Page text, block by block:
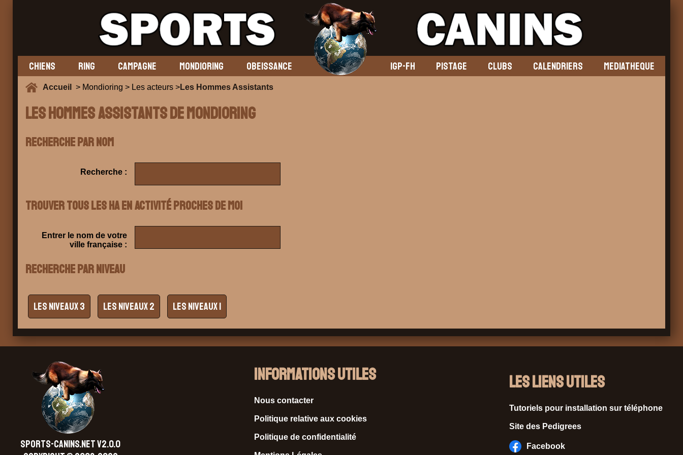
CHIENS RING CAMPAGNE MONDIORING OBEISSANCE IGP-FH PISTAGE CLUBS CALENDRIERS MEDIATHEQUE
Accueil > Mondioring > Les acteurs >Les Hommes Assistants
Les Hommes Assistants de mondioring
Recherche par nom
Recherche :
Trouver tous les HA en activité proches de moi
Entrer le nom de votre
ville française :
Recherche par niveau
SPORTS-CANINS.NET V2.0.0
Informations Utiles
Nous contacter
Politique relative aux cookies
Politique de confidentialité
Les liens utiles
Tutoriels pour installation sur téléphone
Site des Pedigrees
Facebook